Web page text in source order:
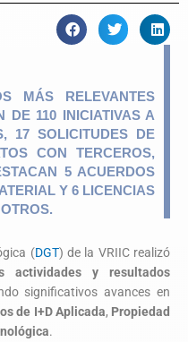
MÁS RELEVANTES
DE 110 INICIATIVAS A
17 SOLICITUDES DE
CON TERCEROS,
5 ACUERDOS
Y 6 LICENCIAS
(DGT) de la VRIIC realizó
actividades y resultados
significativos avances en
de I+D Aplicada, Propiedad
.